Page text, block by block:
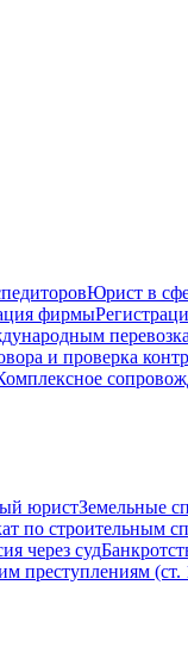
Юрист в
фирмы
и проверка
юристЗемельные
по строительным
через суд
преступлениям